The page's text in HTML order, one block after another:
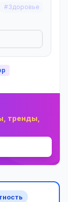
#Здоровье
тренды,